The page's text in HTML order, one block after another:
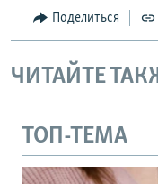
Поделиться
ЧИТАЙТЕ
ТОП-ТЕМА